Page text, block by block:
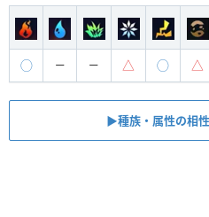
◯ ー ー △ ◯ △
▶︎種族・属性の相